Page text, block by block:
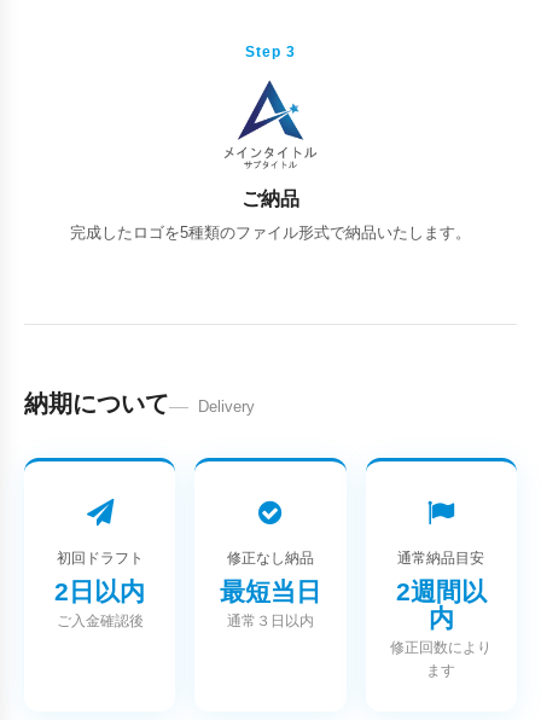
Step 3
ご納品
完成したロゴを5種類のファイル形式で納品いたします。
納期について Delivery
初回ドラフト
2日以内
ご入金確認後
修正なし納品
最短当日
通常３日以内
通常納品目安
2週間以
内
修正回数により
ます